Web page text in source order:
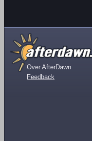
Over AfterDawn
Feedback